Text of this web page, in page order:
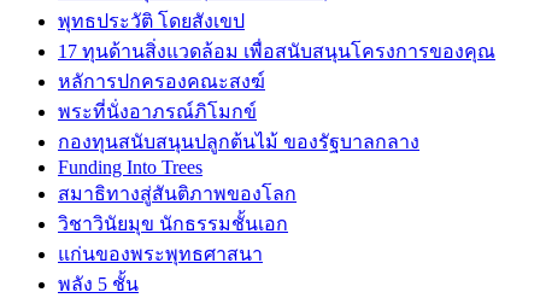
พุทธประวัติ โดยสังเขป
17 ทุนด้านสิ่งแวดล้อม เพื่อสนับสนุนโครงการของคุณ
หลัการปกครองคณะสงฆ์
พระที่นั่งอาภรณ์ภิโมกข์
กองทุนสนับสนุนปลูกต้นไม้ ของรัฐบาลกลาง
Funding Into Trees
สมาธิทางสู่สันติภาพของโลก
วิชาวินัยมุข นักธรรมชั้นเอก
แก่นของพระพุทธศาสนา
พลัง 5 ชั้น